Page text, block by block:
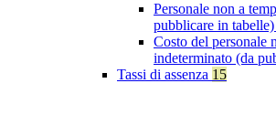
Personale non a
pubblicare in tabelle)
Costo del personale
indeterminato (da
Tassi di assenza 15